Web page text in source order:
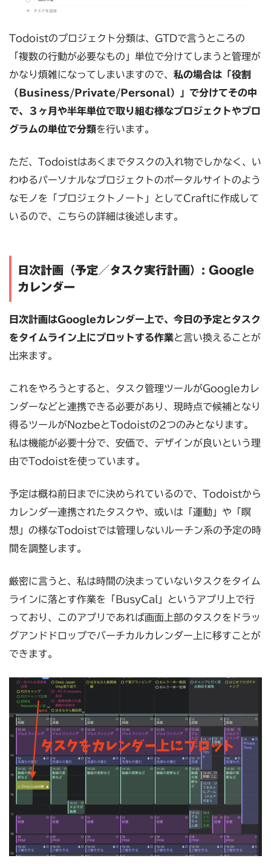
Todoistのプロジェクト分類は、GTDで言うところの
「複数の行動が必要なもの」単位で分けてしまうと管理が
かなり煩雑になってしまいますので、 私の場合は「役割
（Business/Private/Personal）」で分けてその中
で、３ヶ月や半年単位で取り組む様なプロジェクトやプロ
グラムの単位で分類を行います。
ただ、Todoistはあくまでタスクの入れ物でしかなく、い
わゆるパーソナルなプロジェクトのポータルサイトのよう
なモノを「プロジェクトノート」としてCraftに作成して
いるので、こちらの詳細は後述します。
日次計画（予定／タスク実行計画）: Google
カレンダー
日次計画はGoogleカレンダー上で、今日の予定とタスク
をタイムライン上にプロットする作業と言い換えることが
出来ます。
これをやろうとすると、タスク管理ツールがGoogleカレ
ンダーなどと連携できる必要があり、現時点で候補となり
得るツールがNozbeとTodoistの2つのみとなります。
私は機能が必要十分で、安価で、デザインが良いという理
由でTodoistを使っています。
予定は概ね前日までに決められているので、Todoistから
カレンダー連携されたタスクや、或いは「運動」や「瞑
想」の様なTodoistでは管理しないルーチン系の予定の時
間を調整します。
厳密に言うと、私は時間の決まっていないタスクをタイム
ラインに落とす作業を「BusyCal」というアプリ上で行
っており、このアプリであれば画面上部のタスクをドラッ
グアンドドロップでバーチカルカレンダー上に移すことが
できます。